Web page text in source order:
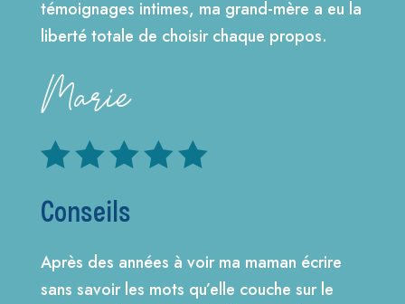
témoignages intimes, ma grand-mère a eu la
liberté totale de choisir chaque propos.
Marie

Conseils
Après des années à voir ma maman écrire
sans savoir les mots qu’elle couche sur le